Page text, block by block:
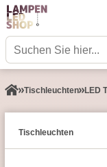
Tisch­leuchten LED
Tisch­leuchten